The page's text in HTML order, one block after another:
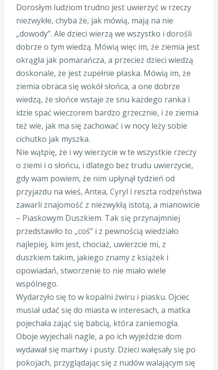
Dorosłym ludziom trudno jest uwierzyć w rzeczy
niezwykłe, chyba że, jak mówią, mają na nie
„dowody”. Ale dzieci wierzą we wszystko i dorośli
dobrze o tym wiedzą. Mówią więc im, że ziemia jest
okrągła jak pomarańcza, a przecież dzieci wiedzą
doskonale, że jest zupełnie płaska. Mówią im, że
ziemia obraca się wokół słońca, a one dobrze
wiedzą, że słońce wstaje ze snu każdego ranka i
idzie spać wieczorem bardzo grzecznie, i że ziemia
też wie, jak ma się zachować i w nocy leży sobie
cichutko jak myszka.
Nie wątpię, że i wy wierzycie w te wszystkie rzeczy
o ziemi i o słońcu, i dlatego bez trudu uwierzycie,
gdy wam powiem, że nim upłynął tydzień od
przyjazdu na wieś, Antea, Cyryl i reszta rodzeństwa
zawarli znajomość z niezwykłą istotą, a mianowicie
– Piaskowym Duszkiem. Tak się przynajmniej
przedstawiło to „coś” i z pewnością wiedziało
najlepiej, kim jest, chociaż, uwierzcie mi, z
duszkiem takim, jakiego znamy z książek i
opowiadań, stworzenie to nie miało wiele
wspólnego.
Wydarzyło się to w kopalni żwiru i piasku. Ojciec
musiał udać się do miasta w interesach, a matka
pojechała zająć się babcią, która zaniemogła.
Oboje wyjechali nagle, a po ich wyjeździe dom
wydawał się martwy i pusty. Dzieci wałęsały się po
pokojach, przyglądając się z nudów walającym się